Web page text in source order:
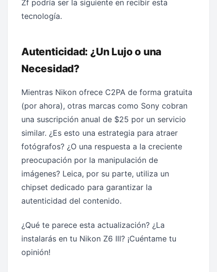
Zf podría ser la siguiente en recibir esta
tecnología.
Autenticidad: ¿Un Lujo o una
Necesidad?
Mientras Nikon ofrece C2PA de forma gratuita
(por ahora), otras marcas como Sony cobran
una suscripción anual de $25 por un servicio
similar. ¿Es esto una estrategia para atraer
fotógrafos? ¿O una respuesta a la creciente
preocupación por la manipulación de
imágenes? Leica, por su parte, utiliza un
chipset dedicado para garantizar la
autenticidad del contenido.
¿Qué te parece esta actualización? ¿La
instalarás en tu Nikon Z6 III? ¡Cuéntame tu
opinión!